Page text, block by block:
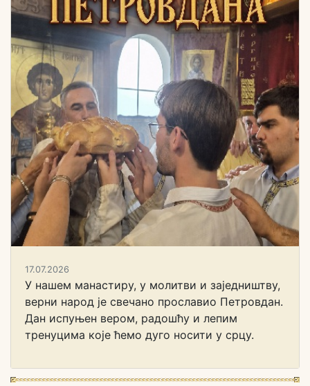
17.07.2026
У нашем манастиру, у молитви и заједништву,
верни народ је свечано прославио Петровдан.
Дан испуњен вером, радошћу и лепим
тренуцима које ћемо дуго носити у срцу.